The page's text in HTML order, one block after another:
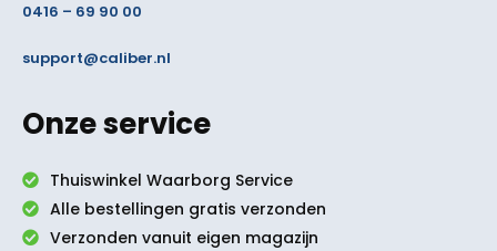
0416 – 69 90 00
support@caliber.nl
Onze service
Thuiswinkel Waarborg Service
Alle bestellingen gratis verzonden
Verzonden vanuit eigen magazijn